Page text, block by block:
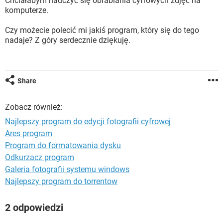
WINDOWS 10
komputerze.
Czy możecie polecić mi jakiś program, który się do tego
nadaje? Z góry serdecznie dziękuję.
Share
Zobacz również:
Najlepszy program do edycji fotografii cyfrowej
Ares program
Program do formatowania dysku
Odkurzacz program
Galeria fotografii systemu windows
Najlepszy program do torrentow
2 odpowiedzi